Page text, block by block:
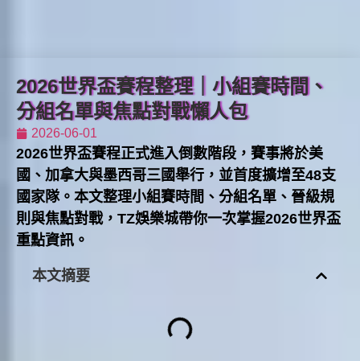
2026世界盃賽程整理｜小組賽時間、
分組名單與焦點對戰懶人包
2026-06-01
2026世界盃賽程正式進入倒數階段，賽事將於美
國、加拿大與墨西哥三國舉行，並首度擴增至48支
國家隊。本文整理小組賽時間、分組名單、晉級規
則與焦點對戰，TZ娛樂城帶你一次掌握2026世界盃
重點資訊。
本文摘要